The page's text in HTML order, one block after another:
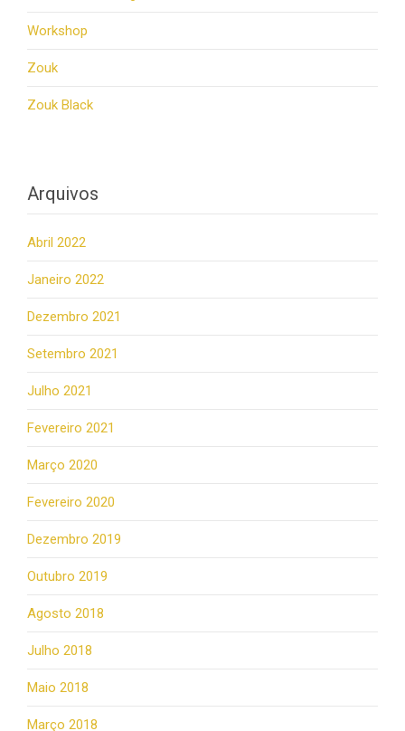
Workshop
Zouk
Zouk Black
Arquivos
Abril 2022
Janeiro 2022
Dezembro 2021
Setembro 2021
Julho 2021
Fevereiro 2021
Março 2020
Fevereiro 2020
Dezembro 2019
Outubro 2019
Agosto 2018
Julho 2018
Maio 2018
Março 2018